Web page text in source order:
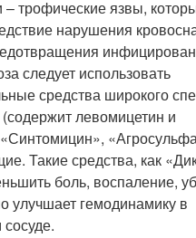
– трофические язвы,
нарушения
следует использовать
средства широкого
левомицетин и
Такие средства, как
боль, воспаление,
улучшает гемодинамику в